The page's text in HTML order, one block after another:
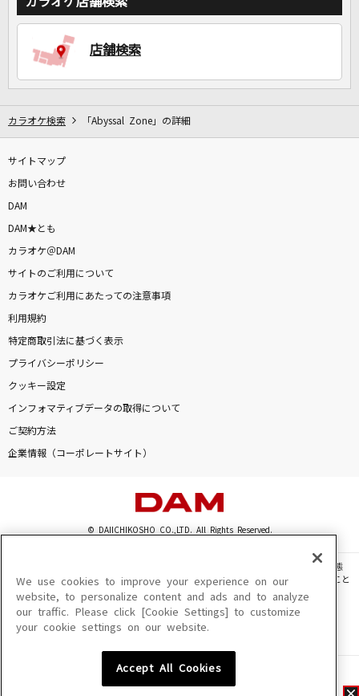
店舗検索
カラオケ検索 「Abyssal Zone」の詳細
サイトマップ
お問い合わせ
DAM
DAM★とも
カラオケ＠DAM
サイトのご利用について
カラオケご利用にあたっての注意事項
利用規約
特定商取引法に基づく表示
プライバシーポリシー
クッキー設定
インフォマティブデータの取得について
ご契約方法
企業情報（コーポレートサイト）
© DAIICHIKOSHO CO.,LTD. All Rights Reserved.
このサイトに掲載されている一切の文章・画像・写真・動画・音声等を、手段や形態
を問わず、著作権法の定める範囲を超えて無断で複製、転載、ファイル化などすること
を禁じます。
楽曲及びコンテンツは、機種によりご利用いただけない場合があります。
楽曲及びコンテンツの配信日、配信内容が変更になる場合があります。
We use cookies to improve your experience on our
website, to personalize content and ads and to analyze
our traffic. Please click [Cookie Settings] to customize
your cookie settings on our website.
Accept All Cookies